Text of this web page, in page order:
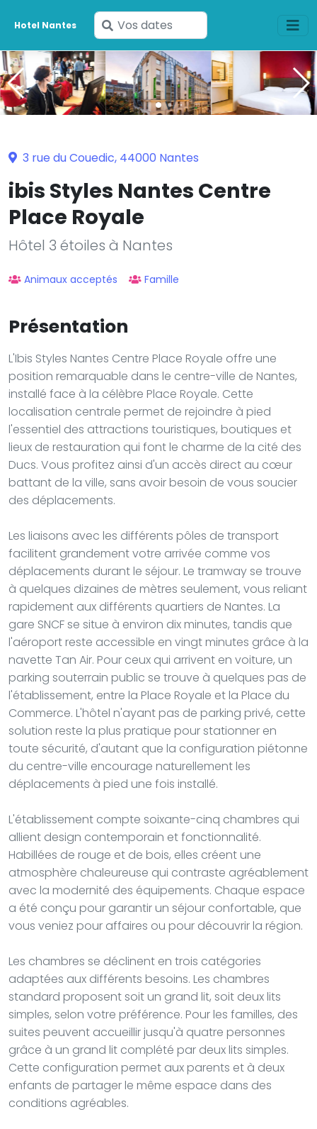
Hotel Nantes
Saisissez
vos
dates
3 rue du Couedic, 44000 Nantes
ibis Styles Nantes Centre
Place Royale
Hôtel 3 étoiles à Nantes
Animaux acceptés Famille
Présentation
L'Ibis Styles Nantes Centre Place Royale offre une
position remarquable dans le centre-ville de Nantes,
installé face à la célèbre Place Royale. Cette
localisation centrale permet de rejoindre à pied
l'essentiel des attractions touristiques, boutiques et
lieux de restauration qui font le charme de la cité des
Ducs. Vous profitez ainsi d'un accès direct au cœur
battant de la ville, sans avoir besoin de vous soucier
des déplacements.
Les liaisons avec les différents pôles de transport
facilitent grandement votre arrivée comme vos
déplacements durant le séjour. Le tramway se trouve
à quelques dizaines de mètres seulement, vous reliant
rapidement aux différents quartiers de Nantes. La
gare SNCF se situe à environ dix minutes, tandis que
l'aéroport reste accessible en vingt minutes grâce à la
navette Tan Air. Pour ceux qui arrivent en voiture, un
parking souterrain public se trouve à quelques pas de
l'établissement, entre la Place Royale et la Place du
Commerce. L'hôtel n'ayant pas de parking privé, cette
solution reste la plus pratique pour stationner en
toute sécurité, d'autant que la configuration piétonne
du centre-ville encourage naturellement les
déplacements à pied une fois installé.
L'établissement compte soixante-cinq chambres qui
allient design contemporain et fonctionnalité.
Habillées de rouge et de bois, elles créent une
atmosphère chaleureuse qui contraste agréablement
avec la modernité des équipements. Chaque espace
a été conçu pour garantir un séjour confortable, que
vous veniez pour affaires ou pour découvrir la région.
Les chambres se déclinent en trois catégories
adaptées aux différents besoins. Les chambres
standard proposent soit un grand lit, soit deux lits
simples, selon votre préférence. Pour les familles, des
suites peuvent accueillir jusqu'à quatre personnes
grâce à un grand lit complété par deux lits simples.
Cette configuration permet aux parents et à deux
enfants de partager le même espace dans des
conditions agréables.